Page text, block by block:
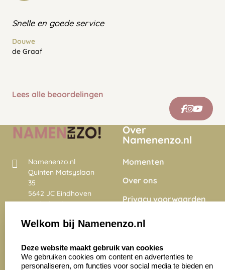
Snelle en goede service
Douwe
de Graaf
Lees alle beoordelingen
Namenenzo.nl
Quinten Matsyslaan
35
5642 JC Eindhoven
Nederland
4028 beoordelingen
Over
Namenenzo.nl
Momenten
Over ons
Privacy voorwaarden
Onze vacatures
Welkom bij Namenenzo.nl
Deze website maakt gebruik van cookies
We gebruiken cookies om content en advertenties te
personaliseren, om functies voor social media te bieden en